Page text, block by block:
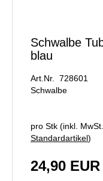
Schwalbe
blau
Art.Nr. 728601
Schwalbe
pro Stk (inkl.
Standardartikel)
24,90 EUR